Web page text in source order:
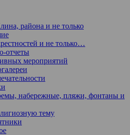
района и не только
и не только…
отчеты
мероприятий
набережные, пляжи, фонтаны и
тему